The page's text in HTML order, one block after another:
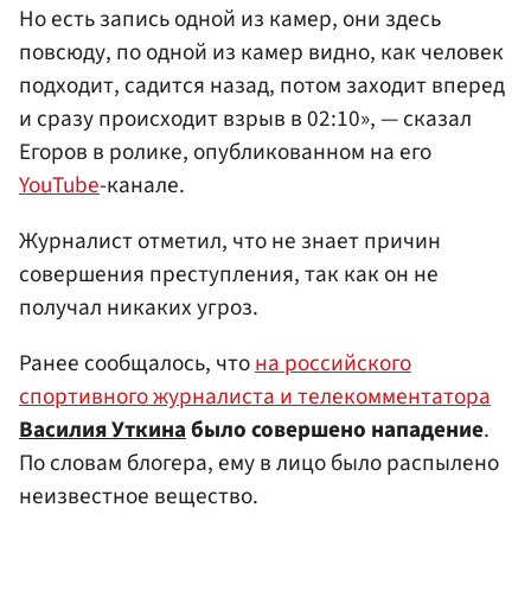
Но есть запись одной из камер, они здесь
повсюду, по одной из камер видно, как человек
подходит, садится назад, потом заходит вперед
и сразу происходит взрыв в 02:10», — сказал
Егоров в ролике, опубликованном на его
YouTube-канале.
Журналист отметил, что не знает причин
совершения преступления, так как он не
получал никаких угроз.
Ранее сообщалось, чтона российского
спортивного журналиста и телекомментатора
Василия Уткинабыло совершено нападение.
По словам блогера, ему в лицо было распылено
неизвестное вещество.